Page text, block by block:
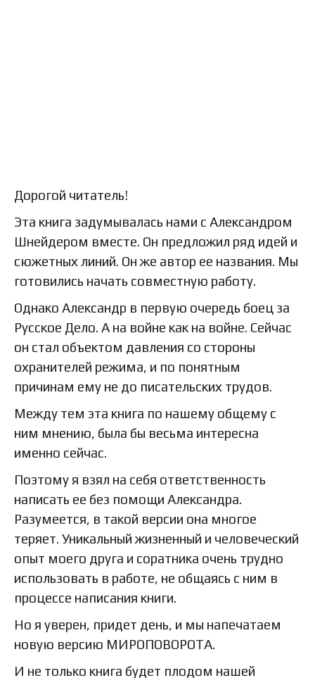
Дорогой читатель!
Эта книга задумывалась нами с Александром
Шнейдером вместе. Он предложил ряд идей и
сюжетных линий. Он же автор ее названия. Мы
готовились начать совместную работу.
Однако Александр в первую очередь боец за
Русское Дело. А на войне как на войне. Сейчас
он стал объектом давления со стороны
охранителей режима, и по понятным
причинам ему не до писательских трудов.
Между тем эта книга по нашему общему с
ним мнению, была бы весьма интересна
именно сейчас.
Поэтому я взял на себя ответственность
написать ее без помощи Александра.
Разумеется, в такой версии она многое
теряет. Уникальный жизненный и человеческий
опыт моего друга и соратника очень трудно
использовать в работе, не общаясь с ним в
процессе написания книги.
Но я уверен, придет день, и мы напечатаем
новую версию МИРОПОВОРОТА.
И не только книга будет плодом нашей